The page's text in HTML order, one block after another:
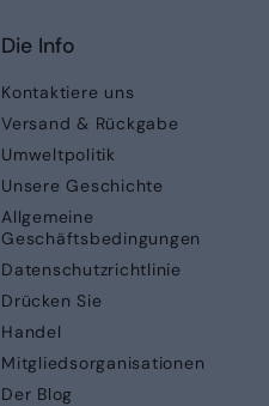
Die Info
Kontaktiere uns
Versand & Rückgabe
Umweltpolitik
Unsere Geschichte
Allgemeine
Geschäftsbedingungen
Datenschutzrichtlinie
Drücken Sie
Handel
Mitgliedsorganisationen
Der Blog